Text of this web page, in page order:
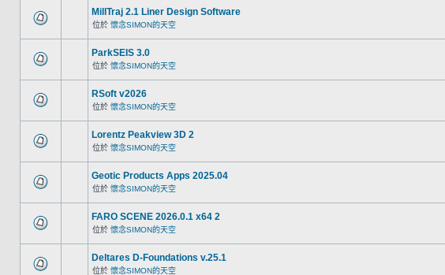
MillTraj 2.1 Liner Design Software
位於 懷念SIMON的天空
ParkSEIS 3.0
位於 懷念SIMON的天空
RSoft v2026
位於 懷念SIMON的天空
Lorentz Peakview 3D 2
位於 懷念SIMON的天空
Geotic Products Apps 2025.04
位於 懷念SIMON的天空
FARO SCENE 2026.0.1 x64 2
位於 懷念SIMON的天空
Deltares D-Foundations v.25.1
位於 懷念SIMON的天空